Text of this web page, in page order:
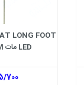
LONG FOOT
LED مات 5MM قرمز
700